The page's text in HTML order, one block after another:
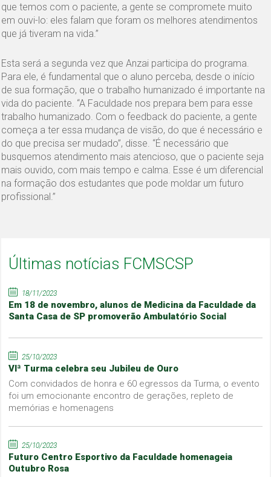
que temos com o paciente, a gente se compromete muito
em ouvi-lo: eles falam que foram os melhores atendimentos
que já tiveram na vida.”
Esta será a segunda vez que Anzai participa do programa.
Para ele, é fundamental que o aluno perceba, desde o início
de sua formação, que o trabalho humanizado é importante na
vida do paciente. “A Faculdade nos prepara bem para esse
trabalho humanizado. Com o feedback do paciente, a gente
começa a ter essa mudança de visão, do que é necessário e
do que precisa ser mudado”, disse. “É necessário que
busquemos atendimento mais atencioso, que o paciente seja
mais ouvido, com mais tempo e calma. Esse é um diferencial
na formação dos estudantes que pode moldar um futuro
profissional.”
Últimas notícias FCMSCSP
18/11/2023
Em 18 de novembro, alunos de Medicina da Faculdade da
Santa Casa de SP promoverão Ambulatório Social
25/10/2023
VIª Turma celebra seu Jubileu de Ouro
Com convidados de honra e 60 egressos da Turma, o evento
foi um emocionante encontro de gerações, repleto de
memórias e homenagens
25/10/2023
Futuro Centro Esportivo da Faculdade homenageia
Outubro Rosa